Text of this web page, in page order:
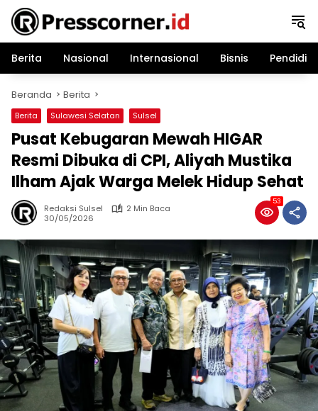
Langsung
konten
Berita
Nasional Internasional Bisnis
Beranda Berita
Berita Sulawesi Selatan Sulsel
Pusat Kebugaran Mewah HIGAR
Resmi Dibuka di CPI, Aliyah Mustika
Ilham Ajak Warga Melek Hidup Sehat
Redaksi Sulsel
2 Min Baca
30/05/2026
53